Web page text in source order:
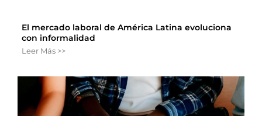
El mercado laboral de América Latina evoluciona
con informalidad
Leer Más >>